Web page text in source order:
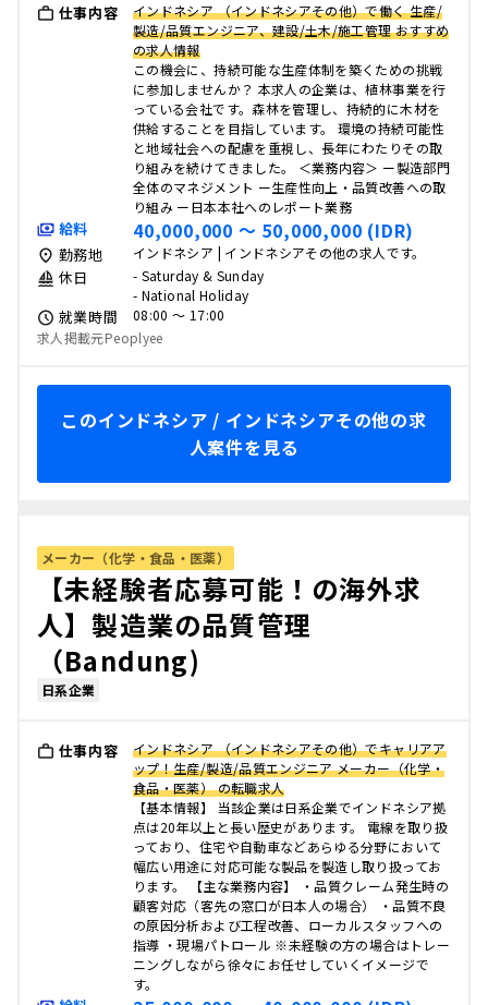
仕事内容
インドネシア （インドネシアその他）で働く 生産/
製造/品質エンジニア、建設/土木/施工管理 おすすめ
の求人情報
この機会に、持続可能な生産体制を築くための挑戦
に参加しませんか？ 本求人の企業は、植林事業を行
っている会社です。森林を管理し、持続的に木材を
供給することを目指しています。 環境の持続可能性
と地域社会への配慮を重視し、長年にわたりその取
り組みを続けてきました。 ＜業務内容＞ ー製造部門
全体のマネジメント ー生産性向上・品質改善への取
り組み ー日本本社へのレポート業務
給料 40,000,000 〜 50,000,000 (IDR)
勤務地 インドネシア | インドネシアその他の求人です。
休日
- Saturday & Sunday
- National Holiday
就業時間
08:00 〜 17:00
求人掲載元Peoplyee
このインドネシア / インドネシアその他の求
人案件を見る
メーカー（化学・食品・医薬）
【未経験者応募可能！の海外求
人】製造業の品質管理
（Bandung)
日系企業
仕事内容
インドネシア （インドネシアその他）でキャリアア
ップ！生産/製造/品質エンジニア メーカー（化学・
食品・医薬） の転職求人
【基本情報】 当該企業は日系企業でインドネシア拠
点は20年以上と長い歴史があります。 電線を取り扱
っており、住宅や自動車などあらゆる分野において
幅広い用途に対応可能な製品を製造し取り扱ってお
ります。 【主な業務内容】 ・品質クレーム発生時の
顧客対応（客先の窓口が日本人の場合） ・品質不良
の原因分析および工程改善、ローカルスタッフへの
指導 ・現場パトロール ※未経験の方の場合はトレー
ニングしながら徐々にお任せしていくイメージで
す。